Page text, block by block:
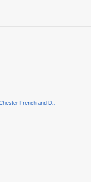
French and D..